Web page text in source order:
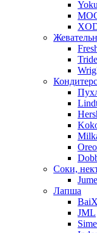
Yoku
Oreo
Соки,
Лапша
JML